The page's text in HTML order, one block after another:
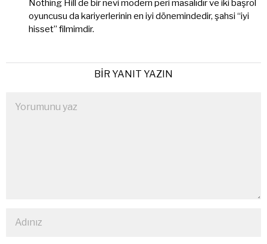
Nothing Hill de bir nevi modern peri masalıdır ve iki başrol
oyuncusu da kariyerlerinin en iyi dönemindedir, şahsi “iyi
hisset” filmimdir.
BIR YANIT YAZIN